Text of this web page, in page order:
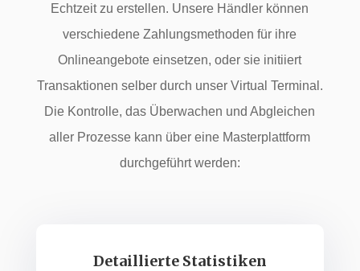
Echtzeit zu erstellen. Unsere Händler können
verschiedene Zahlungsmethoden für ihre
Onlineangebote einsetzen, oder sie initiiert
Transaktionen selber durch unser Virtual Terminal.
Die Kontrolle, das Überwachen und Abgleichen
aller Prozesse kann über eine Masterplattform
durchgeführt werden:
Detaillierte Statistiken